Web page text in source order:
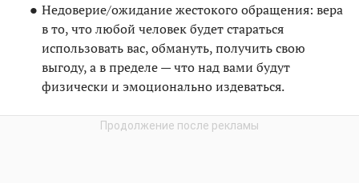
Недоверие/ожидание жестокого обращения: вера
в то, что любой человек будет стараться
использовать вас, обмануть, получить свою
выгоду, а в пределе — что над вами будут
физически и эмоционально издеваться.